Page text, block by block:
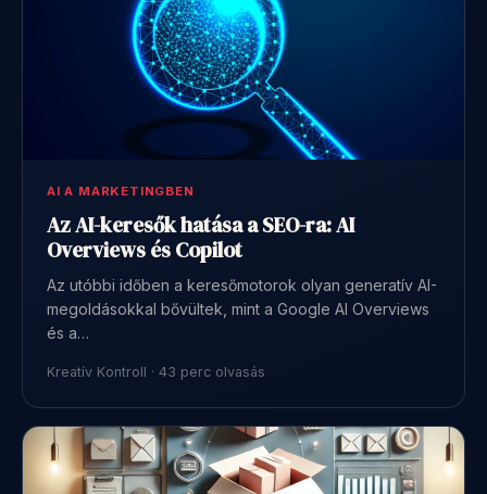
AI A MARKETINGBEN
Az AI-keresők hatása a SEO-ra: AI
Overviews és Copilot
Az utóbbi időben a keresőmotorok olyan generatív AI-
megoldásokkal bővültek, mint a Google AI Overviews
és a…
Kreatív Kontroll · 43 perc olvasás